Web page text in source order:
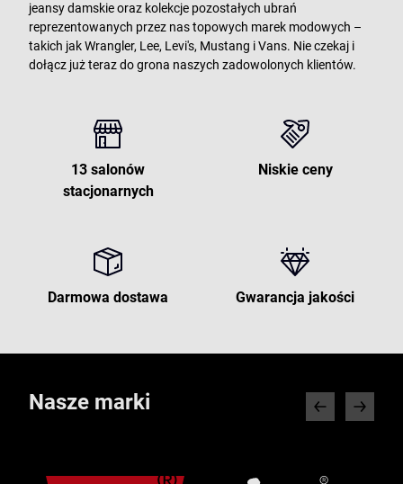
jeansy damskie oraz kolekcje pozostałych ubrań
reprezentowanych przez nas topowych marek modowych –
takich jak Wrangler, Lee, Levi's, Mustang i Vans. Nie czekaj i
dołącz już teraz do grona naszych zadowolonych klientów.
13 salonów
stacjonarnych
Niskie ceny
Darmowa dostawa Gwarancja jakości
Nasze marki